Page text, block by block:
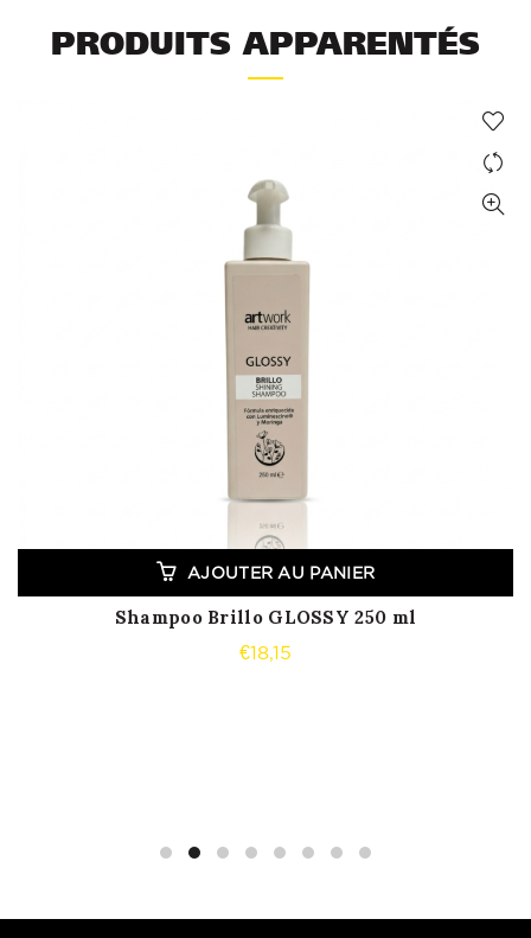
PRODUITS APPARENTÉS
AJOUTER AU PANIER
Shampoo Brillo GLOSSY 250 ml
€18,15